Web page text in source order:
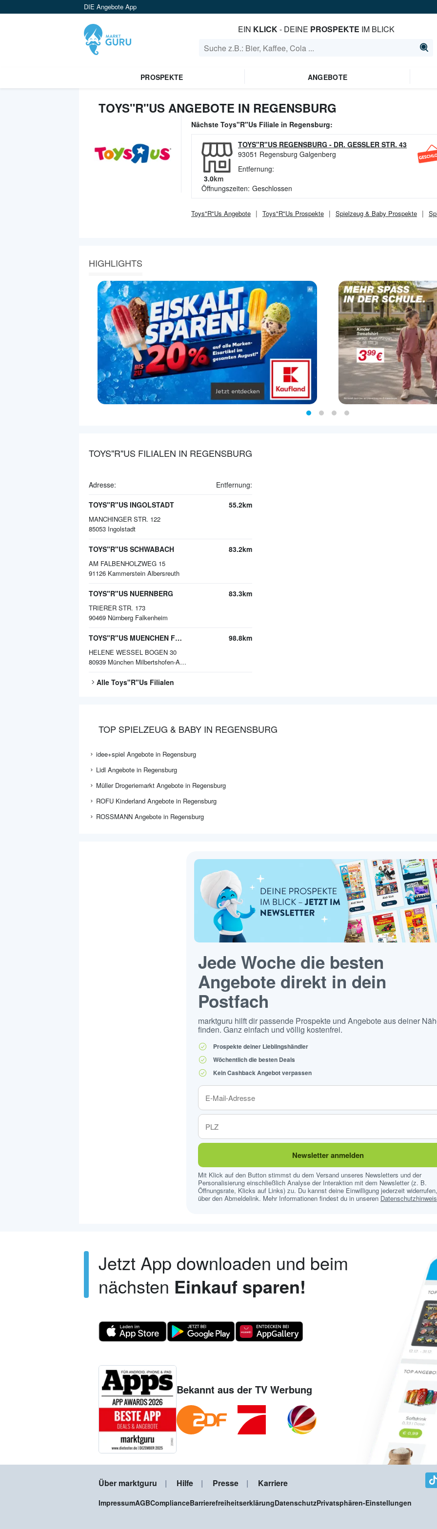
DIE Angebote App
EIN KLICK- DEINE PROSPEKTE IM BLICK
PROSPEKTE ANGEBOTE
TOYS"R"US ANGEBOTE IN REGENSBURG
Nächste Toys"R"Us Filiale in Regensburg:
TOYS"R"US REGENSBURG - DR. GESSLER STR. 43
93051 Regensburg Galgenberg
Entfernung:
3.0km
Öffnungszeiten: Geschlossen
Toys"R"Us Angebote Toys"R"Us Prospekte Spielzeug & Baby Prospekte
HIGHLIGHTS
TOYS"R"US FILIALEN IN REGENSBURG
Adresse: Entfernung:
TOYS"R"US INGOLSTADT
MANCHINGER STR. 122
85053 Ingolstadt
55.2km
TOYS"R"US SCHWABACH
AM FALBENHOLZWEG 15
91126 Kammerstein Albersreuth
83.2km
TOYS"R"US NUERNBERG
TRIERER STR. 173
90469 Nürnberg Falkenheim
83.3km
TOYS"R"US MUENCHEN FREIMANN
HELENE WESSEL BOGEN 30
80939 München Milbertshofen-Am Hart
98.8km
Alle Toys"R"Us Filialen
TOP SPIELZEUG & BABY IN REGENSBURG
idee+spiel Angebote in Regensburg
Lidl Angebote in Regensburg
Müller Drogeriemarkt Angebote in Regensburg
ROFU Kinderland Angebote in Regensburg
ROSSMANN Angebote in Regensburg
Jede Woche die besten
Angebote direkt in dein
Postfach
marktguru hilft dir passende Prospekte und Angebote aus deiner
finden. Ganz einfach und völlig kostenfrei.
Prospekte deiner Lieblingshändler
Wöchentlich die besten Deals
Kein Cashback Angebot verpassen
Newsletter anmelden
Mit Klick auf den Button stimmst du dem Versand unseres Newsletters und der
Personalisierung einschließlich Analyse der Interaktion mit dem Newsletter (z. B.
Öffnungsrate, Klicks auf Links) zu. Du kannst deine Einwilligung jederzeit
über den Abmeldelink. Mehr Informationen findest du in unseren
Jetzt App downloaden und beim
nächsten Einkauf sparen!
Bekannt aus der TV Werbung
Über marktguru Hilfe Presse Karriere
ImpressumAGBComplianceBarrierefreiheitserklärungDatenschutzPrivatsphären-Einstellungen